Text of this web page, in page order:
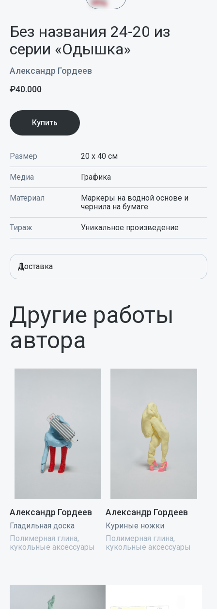
Без названия 24-20 из
серии «Одышка»
Александр Гордеев
₽40.000
Купить
Размер 20 х 40см
Медиа Графика
Материал
Маркеры на водной основе и
чернила на бумаге
Тираж Уникальное произведение
Доставка
Другие работы
автора
Александр Гордеев
Гладильная доска
Полимерная глина,
кукольные аксессуары
Александр Гордеев
Куриные ножки
Полимерная глина,
кукольные аксессуары